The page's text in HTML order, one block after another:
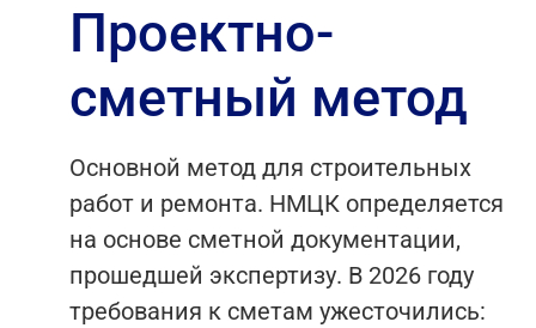
Проектно-
сметный метод
Основной метод для строительных
работ и ремонта. НМЦК определяется
на основе сметной документации,
прошедшей экспертизу. В 2026 году
требования к сметам ужесточились: